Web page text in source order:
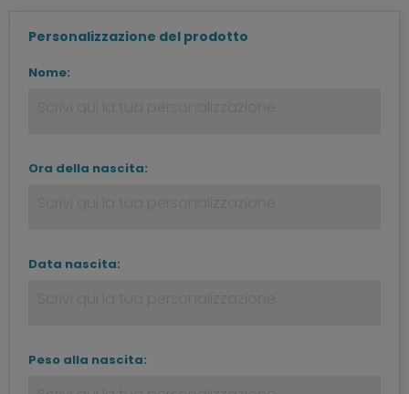
Personalizzazione del prodotto
Nome:
Ora della nascita:
Data nascita:
Peso alla nascita: